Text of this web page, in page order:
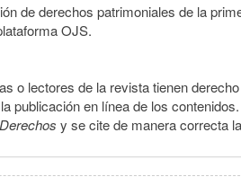
de derechos patrimoniales de la
OJS.
o lectores de la revista tienen
publicación en línea de los
y se cite de manera correcta